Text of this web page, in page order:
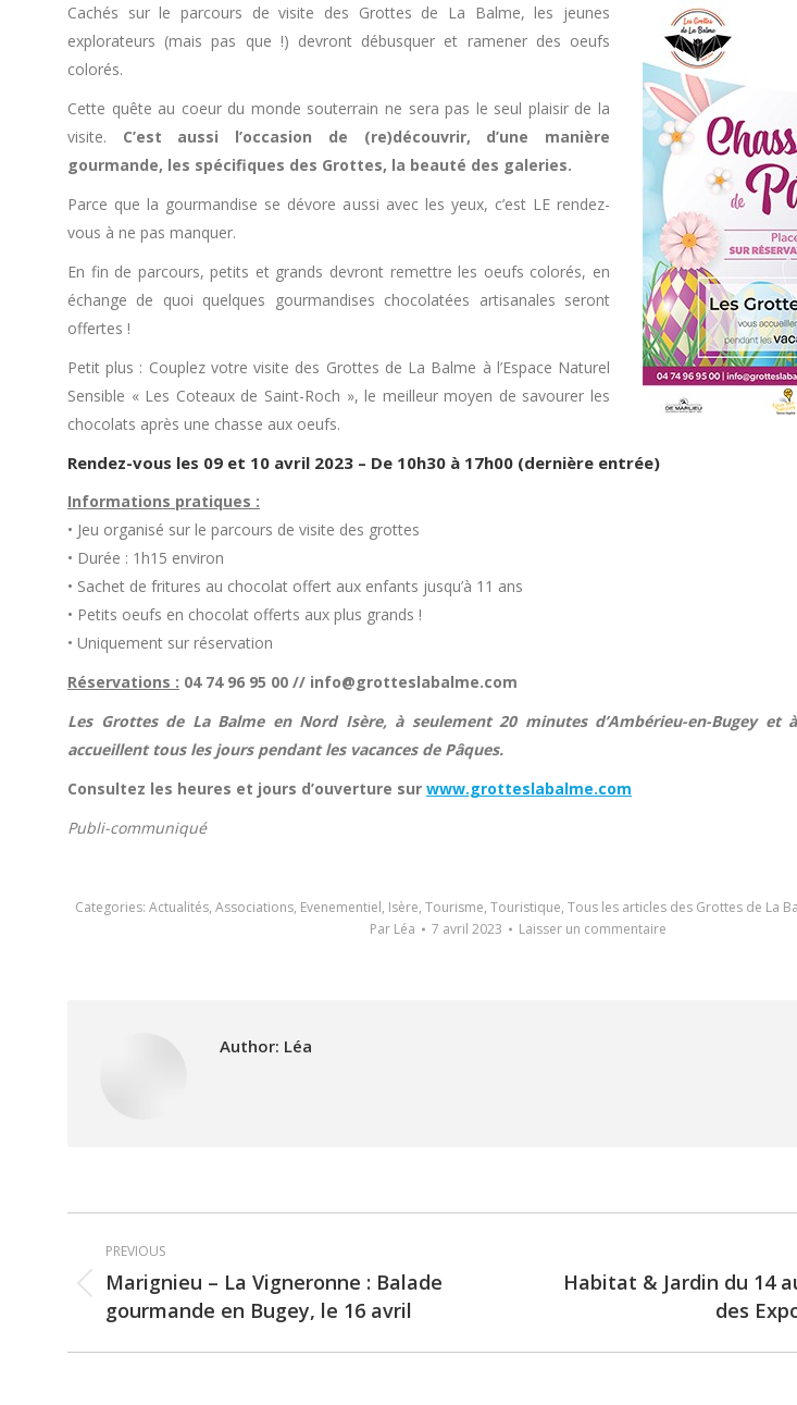
Cachés sur le parcours de visite des Grottes de La Balme, les jeunes
explorateurs (mais pas que !) devront débusquer et ramener des oeufs
colorés.
Cette quête au coeur du monde souterrain ne sera pas le seul plaisir de la
visite. C’est aussi l’occasion de (re)découvrir, d’une manière
gourmande, les spécifiques des Grottes, la beauté des galeries.
Parce que la gourmandise se dévore aussi avec les yeux, c’est LE rendez-
vous à ne pas manquer.
En fin de parcours, petits et grands devront remettre les oeufs colorés, en
échange de quoi quelques gourmandises chocolatées artisanales seront
offertes !
Petit plus : Couplez votre visite des Grottes de La Balme à l’Espace Naturel
Sensible « Les Coteaux de Saint-Roch », le meilleur moyen de savourer les
chocolats après une chasse aux oeufs.
Rendez-vous les 09 et 10 avril 2023 – De 10h30 à 17h00 (dernière entrée)
Informations pratiques :
• Jeu organisé sur le parcours de visite des grottes
• Durée : 1h15 environ
• Sachet de fritures au chocolat offert aux enfants jusqu’à 11 ans
• Petits oeufs en chocolat offerts aux plus grands !
• Uniquement sur réservation
Réservations : 04 74 96 95 00 // info@grotteslabalme.com
Les Grottes de La Balme en Nord Isère, à seulement 20 minutes d’Ambérieu-en-Bugey et
accueillent tous les jours pendant les vacances de Pâques.
Consultez les heures et jours d’ouverture sur www.grotteslabalme.com
Publi-communiqué
Categories: Actualités, Associations, Evenementiel, Isère, Tourisme, Touristique, Tous les articles des Grottes de La
Par Léa 7 avril 2023 Laisser un commentaire
Author: Léa
Post
navigation
PREVIOUS
Previous
post:
Marignieu – La Vigneronne : Balade
gourmande en Bugey, le 16 avril
Next
Habitat & Jardin du 14
des